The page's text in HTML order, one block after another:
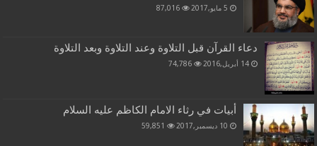
5 مايو,2017 87,016
دعاء القرآن قبل التلاوة وعند التلاوة وبعد التلاوة
14 أبريل,2016 74,786
أبيات في رثاء الامام الكاظم عليه السلام
10 ديسمبر,2017 59,851